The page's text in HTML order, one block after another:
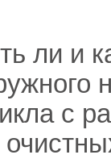
ли и
с